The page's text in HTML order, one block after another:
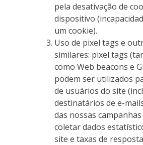
pela desativação de
dispositivo
um cookie).
Uso de pixel tags e
similares: pixel tags
como Web beacons e
podem ser utilizados
de usuários do site
destinatários de e-
das nossas
coletar dados
site e taxas de